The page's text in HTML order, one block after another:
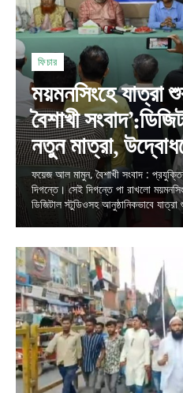
ফিচার
ময়মনসিংহে যাত্রা
বৈশাখী
নতুন মাত্রা,
ফয়েজ আল মামুন, বৈশাখী সংবাদ :
দিগন্তে। সেই দিগন্তে পা রাখলো
ডিজিটাল স্টুডিওসহ আনুষ্ঠানিকভাবে